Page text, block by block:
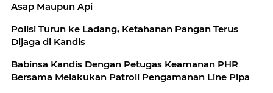
Asap Maupun Api
Polisi Turun ke Ladang, Ketahanan Pangan Terus
Dijaga di Kandis
Babinsa Kandis Dengan Petugas Keamanan PHR
Bersama Melakukan Patroli Pengamanan Line Pipa